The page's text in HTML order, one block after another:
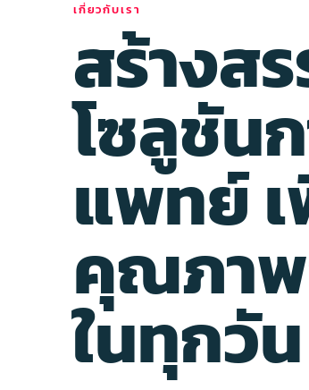
เกี่ยวกับเรา
สร้างส
โซลูชัน
แพทย์
คุณภา
ในทุกวัน